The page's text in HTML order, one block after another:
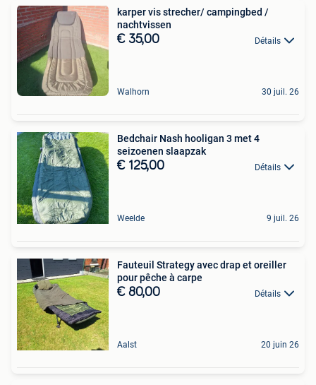
karper vis strecher/ campingbed /
nachtvissen
€ 35,00 Détails
Walhorn 30 juil. 26
Bedchair Nash hooligan 3 met 4
seizoenen slaapzak
€ 125,00 Détails
Weelde 9 juil. 26
Fauteuil Strategy avec drap et oreiller
pour pêche à carpe
€ 80,00 Détails
Aalst 20 juin 26